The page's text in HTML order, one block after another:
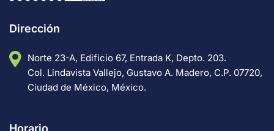
Dirección
Norte 23-A, Edificio 67, Entrada K, Depto. 203.
Col. Lindavista Vallejo, Gustavo A. Madero, C.P. 07720,
Ciudad de México, México.